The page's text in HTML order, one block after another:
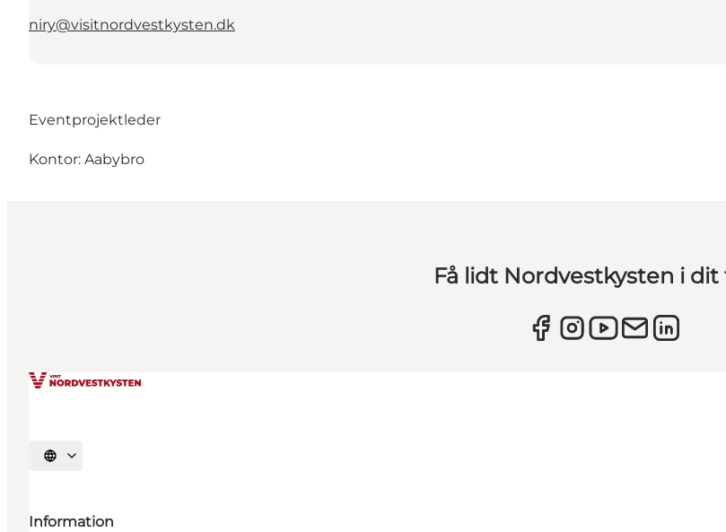
niry@visitnordvestkysten.dk
Eventprojektleder
Kontor: Aabybro
Få lidt Nordvestkysten i dit
Vælg sprog
Information